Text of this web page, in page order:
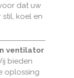
dat uw
stil, koel en
ventilator
bieden
oplossing